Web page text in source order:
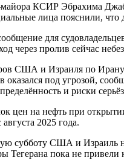
КСИР Эбрахима
лица пояснили,
для
через пролив сейчас
США и Израиля по Ирану
оказался под угрозой,
и риски
цен на нефть при
2025 года.
субботу США и Израиль
Тегерана пока не привели